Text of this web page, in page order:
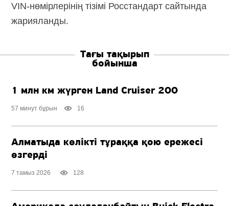
VIN-нөмірлерінің тізімі Росстандарт сайтында
жарияланды.
Тағы тақырып
бойынша
1 млн км жүрген Land Cruiser 200
57 минут бұрын 16
Алматыда көлікті тұраққа қою ережесі
өзгерді
7 тамыз 2026 128